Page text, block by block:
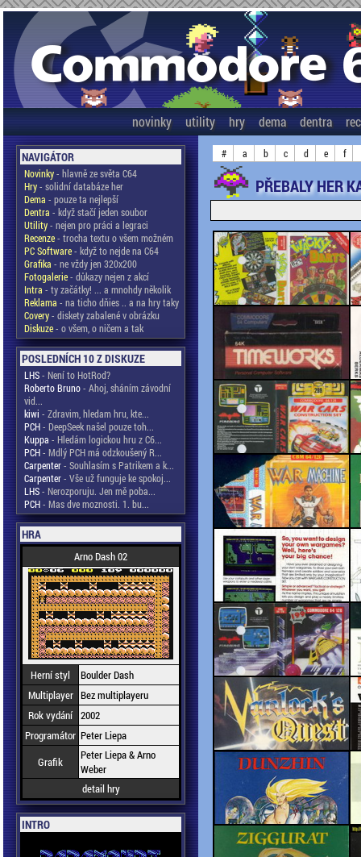
novinky utility hry dema dentra
NAVIGÁTOR
Novinky- hlavně ze světa C64
Hry- solidní databáze her
Dema - pouze ta nejlepší
Dentra - když stačí jeden soubor
Utility- nejen pro práci a legraci
Recenze- trocha textu o všem možném
PC Software- když to nejde na C64
Grafika - ne vždy jen 320x200
Fotogalerie- důkazy nejen z akcí
Intra - ty začátky! ... a mnohdy několik
Reklama - na ticho dňies .. a na hry taky
Covery- diskety zabalené v obrázku
Diskuze- o všem, o ničem a tak
POSLEDNÍCH 10 Z DISKUZE
LHS- Není to HotRod?
Roberto Bruno- Ahoj, sháním závodní
vid...
kiwi - Zdravim, hledam hru, kte...
PCH- DeepSeek našel pouze toh...
Kuppa - Hledám logickou hru z C6...
PCH- Mdlý PCH má odzkoušený R...
Carpenter- Souhlasím s Patrikem a k...
Carpenter- Vše už funguje ke spokoj...
LHS- Nerozporuju. Jen mě poba...
PCH- Mas dve moznosti. 1. bu...
HRA
Arno Dash 02
Herní styl
Boulder Dash
Multiplayer Bez multiplayeru
Rok vydání 2002
Programátor Peter Liepa
Grafik
Peter Liepa & Arno
Weber
detail hry
INTRO
# a b c d e f
PŘEBALY HER